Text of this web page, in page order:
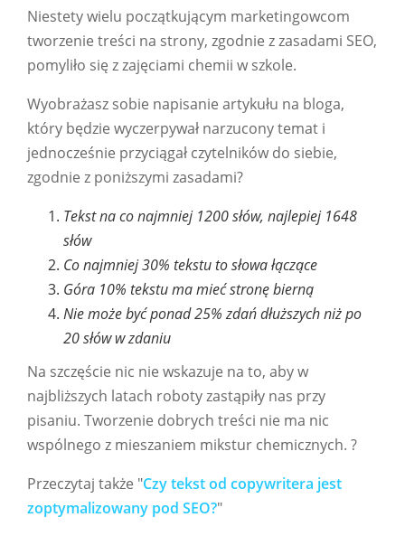
Niestety wielu początkującym marketingowcom
tworzenie treści na strony, zgodnie z zasadami SEO,
pomyliło się z zajęciami chemii w szkole.
Wyobrażasz sobie napisanie artykułu na bloga,
który będzie wyczerpywał narzucony temat i
jednocześnie przyciągał czytelników do siebie,
zgodnie z poniższymi zasadami?
Tekst na co najmniej 1200 słów, najlepiej 1648
słów
Co najmniej 30% tekstu to słowa łączące
Góra 10% tekstu ma mieć stronę bierną
Nie może być ponad 25% zdań dłuższych niż po
20 słów w zdaniu
Na szczęście nic nie wskazuje na to, aby w
najbliższych latach roboty zastąpiły nas przy
pisaniu. Tworzenie dobrych treści nie ma nic
wspólnego z mieszaniem mikstur chemicznych. ?
Przeczytaj także "Czy tekst od copywritera jest
zoptymalizowany pod SEO?"